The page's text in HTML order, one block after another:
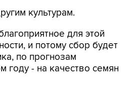
культурам.
для этой
и потому сбор будет
по прогнозам
году - на качество семян